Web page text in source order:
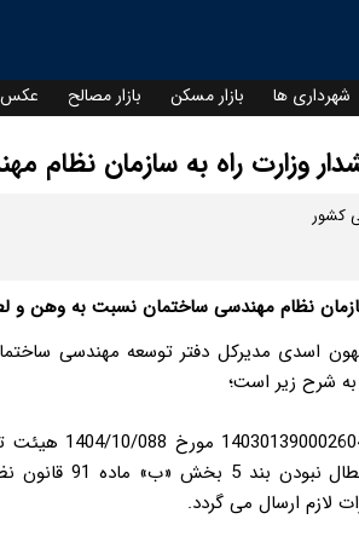
شهرداری ها بازار مسکن بازار مصالح عکس
وزارت راه به سازمان نظام
نظام مهندسی ساختمان نسبت به وهن و
لهون اسدی مدیرکل دفتر توسعه مهندسی
شرح زیر است؛
«پیرو نامه
دیوان عدالت
لازم ارسال می گردد.